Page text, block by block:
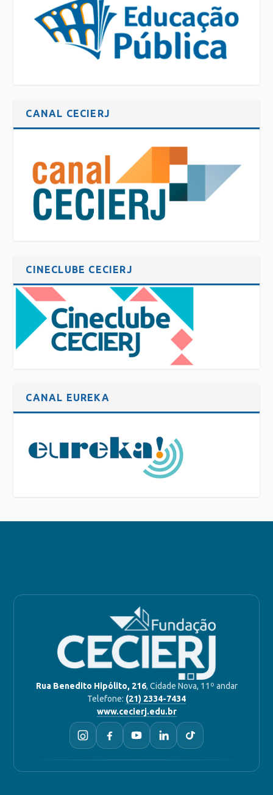
CANAL CECIERJ
CINECLUBE CECIERJ
CANAL EUREKA
Rua Benedito Hipólito, 216, Cidade Nova, 11º andar
Telefone: (21) 2334-7434
www.cecierj.edu.br